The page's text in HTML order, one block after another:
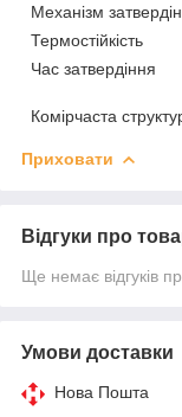
Механізм
Термостійкість
Час затвердіння
Комірчаста
Приховати
Відгуки про
Ще немає відгуків
Умови доставки
Нова Пошта